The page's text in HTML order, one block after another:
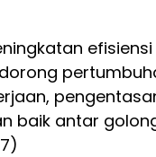
baik antar